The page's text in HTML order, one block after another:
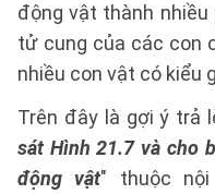
động vật thành nhiều
tử cung của các con
nhiều con vật có kiểu
Trên đây là gợi ý trả
sát Hình 21.7 và cho
động vật" thuộc